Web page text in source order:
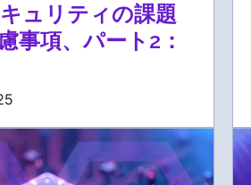
ュリティの課題
事項、パート2：